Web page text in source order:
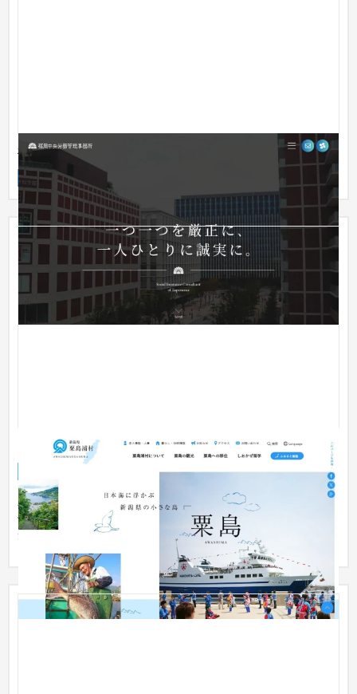
福岡中央労務管理事務所
企業サイト
自治体サイト（新潟県粟島浦村様）
新潟県北部の日本海に浮かぶ「粟島」を形成する唯一の自治
体、新潟県粟島浦村様のWebサイトです。 村の概要のほか、観
光・移住・...